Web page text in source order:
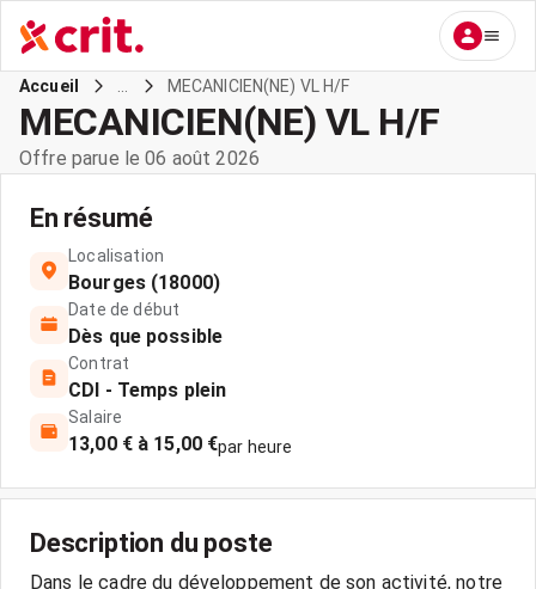
Accueil MECANICIEN(NE) VL H/F
MECANICIEN(NE) VL H/F
Offre parue le 06 août 2026
En résumé
Localisation
Bourges (18000)
Date de début
Dès que possible
Contrat
CDI - Temps plein
Salaire
13,00 € à 15,00 €par heure
Description du poste
Dans le cadre du développement de son activité, notre